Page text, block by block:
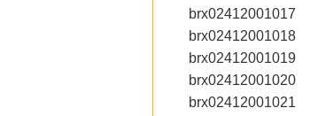
brx02412001017
brx02412001018
brx02412001019
brx02412001020
brx02412001021